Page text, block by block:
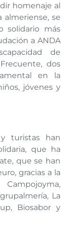
homenaje al
se
solidario más
a ANDA
de
dos
en la
jóvenes y
turistas han
que ha
que se han
gracias a la
La
Biosabor y